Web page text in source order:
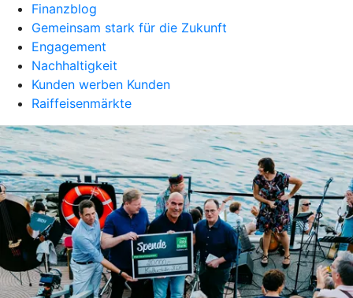
Finanzblog
Gemeinsam stark für die Zukunft
Engagement
Nachhaltigkeit
Kunden werben Kunden
Raiffeisenmärkte